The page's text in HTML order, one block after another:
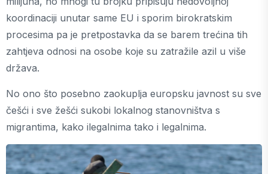
koordinaciji unutar same EU i sporim birokratskim
procesima pa je pretpostavka da se barem trećina tih
zahtjeva odnosi na osobe koje su zatražile azil u više
država.
No ono što posebno zaokuplja europsku javnost su sve
češći i sve žešći sukobi lokalnog stanovništva s
migrantima, kako ilegalnima tako i legalnima.